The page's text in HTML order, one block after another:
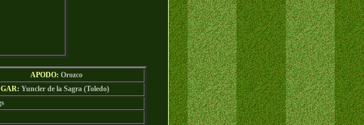
APODO: Orozco
GAR: Yuncler de la Sagra (Toledo)